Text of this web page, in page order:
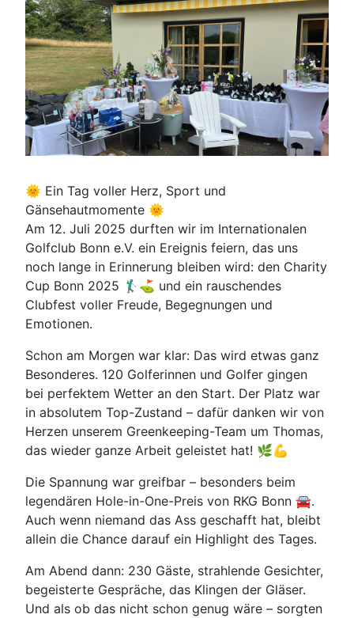
🌞 Ein Tag voller Herz, Sport und
Gänsehautmomente 🌞
Am 12. Juli 2025 durften wir im Internationalen
Golfclub Bonn e.V. ein Ereignis feiern, das uns
noch lange in Erinnerung bleiben wird: den Charity
Cup Bonn 2025 🏌‍♂⛳ und ein rauschendes
Clubfest voller Freude, Begegnungen und
Emotionen.
Schon am Morgen war klar: Das wird etwas ganz
Besonderes. 120 Golferinnen und Golfer gingen
bei perfektem Wetter an den Start. Der Platz war
in absolutem Top-Zustand – dafür danken wir von
Herzen unserem Greenkeeping-Team um Thomas,
das wieder ganze Arbeit geleistet hat! 🌿💪
Die Spannung war greifbar – besonders beim
legendären Hole-in-One-Preis von RKG Bonn 🚘.
Auch wenn niemand das Ass geschafft hat, bleibt
allein die Chance darauf ein Highlight des Tages.
Am Abend dann: 230 Gäste, strahlende Gesichter,
begeisterte Gespräche, das Klingen der Gläser.
Und als ob das nicht schon genug wäre – sorgten